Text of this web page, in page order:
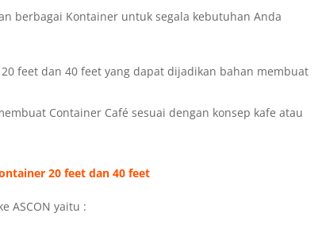
berbagai Kontainer untuk segala kebutuhan Anda
feet dan 40 feet yang dapat dijadikan bahan membuat
Container Café sesuai dengan konsep kafe atau
20 feet dan 40 feet
ASCON yaitu :